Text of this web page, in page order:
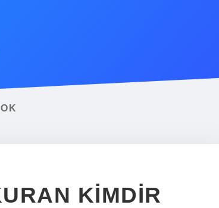
KIMDIR